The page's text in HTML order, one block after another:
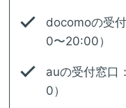
docomoの受付
0〜20:00）
auの受付窓口：
0）